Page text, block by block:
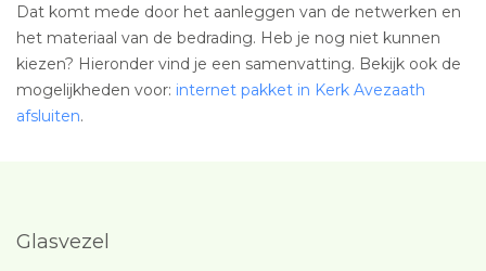
Dat komt mede door het aanleggen van de netwerken en
het materiaal van de bedrading. Heb je nog niet kunnen
kiezen? Hieronder vind je een samenvatting. Bekijk ook de
mogelijkheden voor: internet pakket in Kerk Avezaath
afsluiten.
Glasvezel